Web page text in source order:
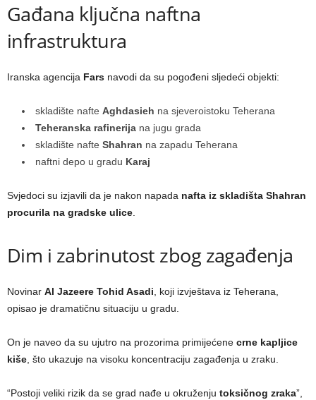
Gađana ključna naftna
infrastruktura
Iranska agencija Fars navodi da su pogođeni sljedeći objekti:
skladište nafte Aghdasieh na sjeveroistoku Teherana
Teheranska rafinerija na jugu grada
skladište nafte Shahran na zapadu Teherana
naftni depo u gradu Karaj
Svjedoci su izjavili da je nakon napada nafta iz skladišta Shahran
procurila na gradske ulice
Dim i zabrinutost zbog zagađenja
Novinar Al Jazeere Tohid Asadi , koji izvještava iz Teherana,
opisao je dramatičnu situaciju u gradu.
On je naveo da su ujutro na prozorima primijećene crne kapljice
kiše , što ukazuje na visoku koncentraciju zagađenja u zraku.
“Postoji veliki rizik da se grad nađe u okruženju toksičnog zraka”,